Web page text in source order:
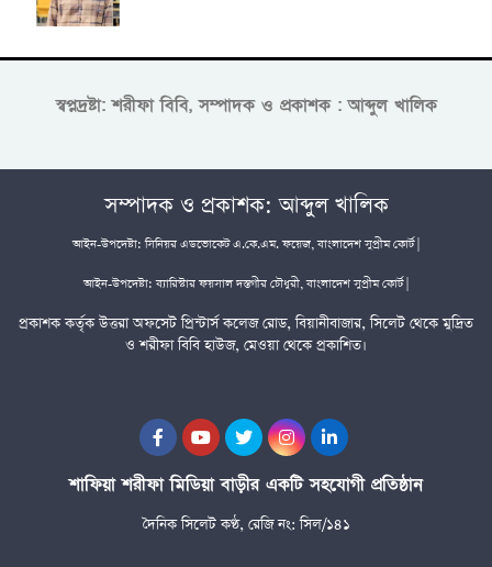
স্বপ্নদ্রষ্টা: শরীফা বিবি, সম্পাদক ও প্রকাশক : আব্দুল খালিক
সম্পাদক ও প্রকাশক: আব্দুল খালিক
আইন-উপদেষ্টা: সিনিয়র এডভোকেট এ.কে.এম. ফয়েজ, বাংলাদেশ সুপ্রীম কোর্ট |
আইন-উপদেষ্টা: ব্যারিস্টার ফয়সাল দস্তগীর চৌধুরী, বাংলাদেশ সুপ্রীম কোর্ট |
প্রকাশক কর্তৃক উত্তরা অফসেট প্রিন্টার্স কলেজ রোড, বিয়ানীবাজার, সিলেট থেকে মুদ্রিত
ও শরীফা বিবি হাউজ, মেওয়া থেকে প্রকাশিত।
শাফিয়া শরীফা মিডিয়া বাড়ীর একটি সহযোগী প্রতিষ্ঠান
দৈনিক সিলেট কণ্ঠ, রেজি নং: সিল/১৪১